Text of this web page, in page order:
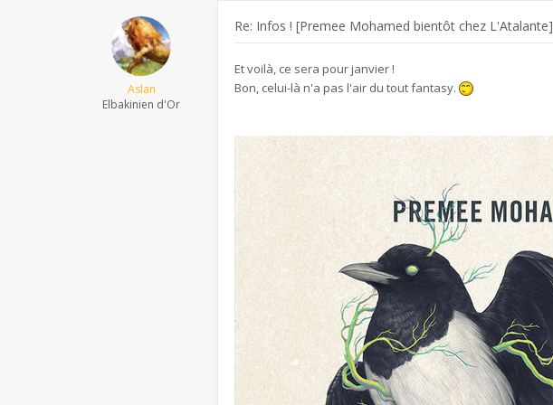
Aslan
Elbakinien d'Or
Re: Infos ! [Premee Mohamed bientôt chez L'Atalante]
Et voilà, ce sera pour janvier !
Bon, celui-là n'a pas l'air du tout fantasy.